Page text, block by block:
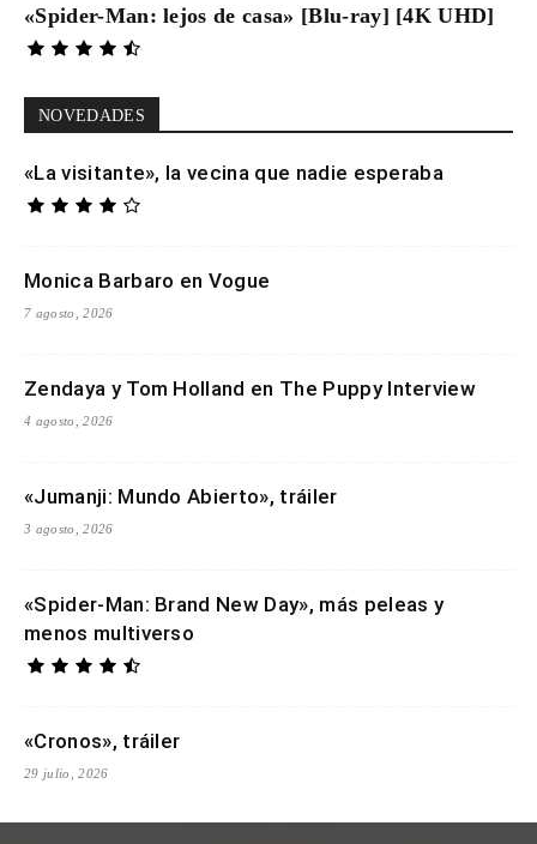
«Spider-Man: lejos de casa» [Blu-ray] [4K UHD]
NOVEDADES
«La visitante», la vecina que nadie esperaba
Monica Barbaro en Vogue
7 agosto, 2026
Zendaya y Tom Holland en The Puppy Interview
4 agosto, 2026
«Jumanji: Mundo Abierto», tráiler
3 agosto, 2026
«Spider-Man: Brand New Day», más peleas y
menos multiverso
«Cronos», tráiler
29 julio, 2026